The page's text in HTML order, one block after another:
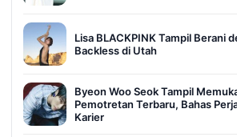
Lisa BLACKPINK Tampil Berani
Backless di Utah
Byeon Woo Seok Tampil
Pemotretan Terbaru, Bahas
Karier